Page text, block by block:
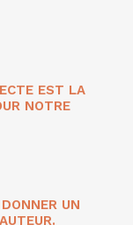
EST LA
NOTRE
UN